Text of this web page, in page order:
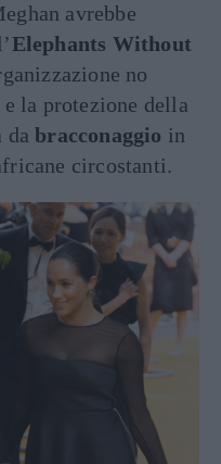
avrebbe
Elephants Without
no
la protezione della
dabracconaggio in
circostanti.